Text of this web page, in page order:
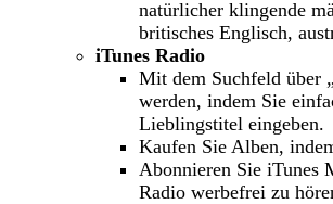
natürlicher klingende
britisches Englisch,
iTunes Radio
Mit dem Suchfeld über
werden, indem Sie
Lieblingstitel eingeben.
Kaufen Sie Alben,
Abonnieren Sie iTunes
Radio werbefrei zu